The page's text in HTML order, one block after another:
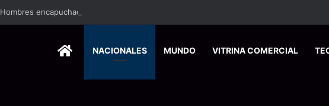
Hombres encapuchados ingresan a hospital de Nicoya y matan a paciente a balazos
HOMENACIONALES MUNDO VITRINA COMERCIAL